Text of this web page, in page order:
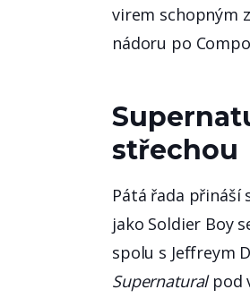
virem schopným
nádoru po
střechou
Pátá řada přináší
jako Soldier Boy
spolu s Jeffreym
Supernaturalpod